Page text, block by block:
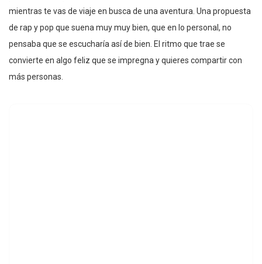
mientras te vas de viaje en busca de una aventura. Una propuesta
de rap y pop que suena muy muy bien, que en lo personal, no
pensaba que se escucharía así de bien. El ritmo que trae se
convierte en algo feliz que se impregna y quieres compartir con
más personas.